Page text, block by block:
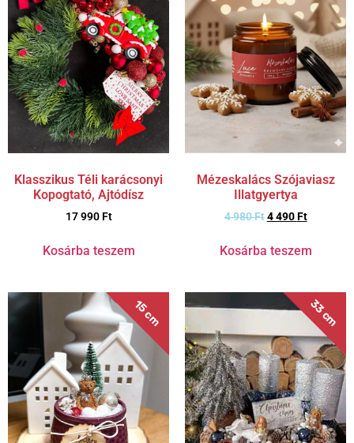
Klasszikus Téli karácsonyi
Kopogtató, Ajtódísz
17 990 Ft
Kosárba teszem
Mézeskalács Szójaviasz
Illatgyertya
4 980Ft 4 490Ft
Kosárba teszem
15 cm 33 cm